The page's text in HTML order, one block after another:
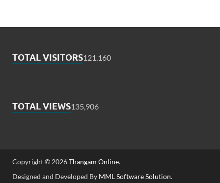
TOTAL VISITORS121,160
TOTAL VIEWS135,906
Copyright © 2026Thangam Online.
Designed and Developed By MML Software Solution.